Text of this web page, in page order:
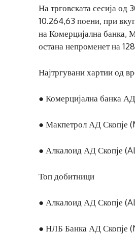
На трговската сесија
10.264,63 поени, при
на Комерцијална банка,
остана непроменет на
Најтргувани хартии од
● Комерцијална банка
● Макпетрол АД Скопје
● Алкалоид АД Скопје
Топ добитници
● Алкалоид АД Скопје
● НЛБ Банка АД Скопје